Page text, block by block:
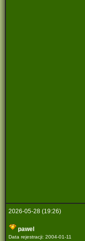
2026-05-28 (19:26)
pawel
Data rejestracji: 2004-01-11